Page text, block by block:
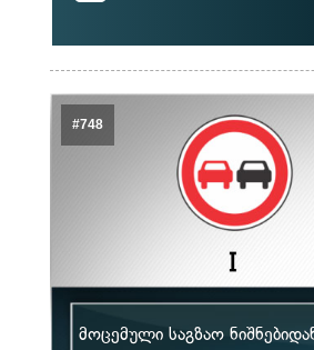
#748
მოცემული საგზაო